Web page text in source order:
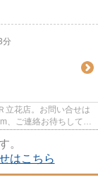
分
立花店。お問い合せは
、ご連絡お待ちしてお
。
はこちら